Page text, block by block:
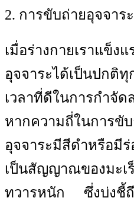
2. การขับถ่ายอุจจาร
เมื่อร่างกายเราแ
อุจจาระได้เป็นปกติ
เวลาที่ดีในการกำจั
หากความถี่ในกา
อุจจาระมีสีดำหรือมี
เป็นสัญญาณของมะเ
ทวารหนัก ซึ่งบ่งชี้ถึ